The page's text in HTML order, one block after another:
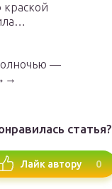
—
статья?
Лайк автору 0